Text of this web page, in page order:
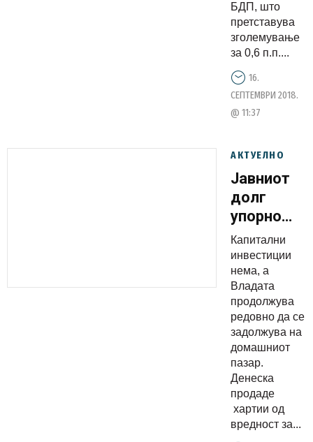
БДП, што
претставува
зголемување
за 0,6 п.п....
16.
СЕПТЕМВРИ 2018.
@ 11:37
АКТУЕЛНО
Јавниот
долг
упорно
расте,
капитални
нема,
државата
ги
заробува
парите
Капитални
инвестиции
нема, а
Владата
продолжува
редовно да се
задолжува на
домашниот
пазар.
Денеска
продаде
хартии од
вредност за...